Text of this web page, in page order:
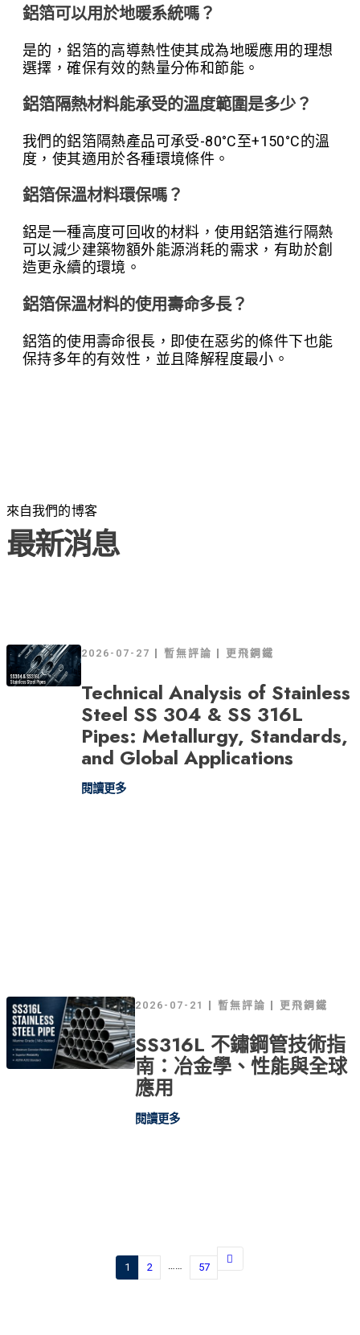
鋁箔可以用於地暖系統嗎？
是的，鋁箔的高導熱性使其成為地暖應用的理想
選擇，確保有效的熱量分佈和節能。
鋁箔隔熱材料能承受的溫度範圍是多少？
我們的鋁箔隔熱產品可承受-80°C至+150°C的溫
度，使其適用於各種環境條件。
鋁箔保溫材料環保嗎？
鋁是一種高度可回收的材料，使用鋁箔進行隔熱
可以減少建築物額外能源消耗的需求，有助於創
造更永續的環境。
鋁箔保溫材料的使用壽命多長？
鋁箔的使用壽命很長，即使在惡劣的條件下也能
保持多年的有效性，並且降解程度最小。
來自我們的博客
最新消息
2026-07-27 暫無評論 更飛鋼鐵
Technical Analysis of Stainless
Steel SS 304 & SS 316L
Pipes: Metallurgy, Standards,
and Global Applications
閱讀更多
2026-07-21 暫無評論 更飛鋼鐵
SS316L 不鏽鋼管技術指
南：冶金學、性能與全球
應用
閱讀更多
1 2 …… 57